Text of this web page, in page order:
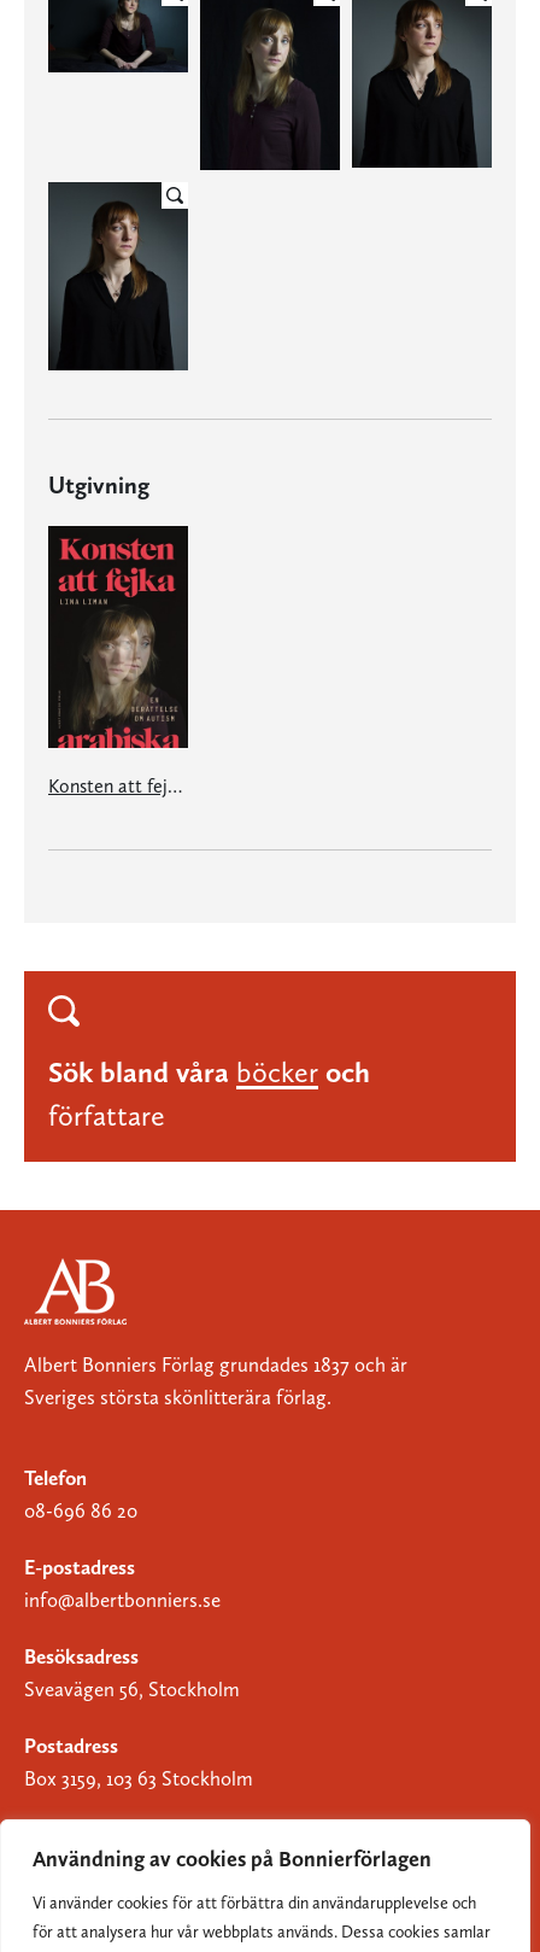
Användning av cookies på Bonnierförlagen
Vi använder cookies för att förbättra din användarupplevelse och
för att analysera hur vår webbplats används. Dessa cookies samlar
Utgivning
Konsten att fejka arabiska
Sök bland våra böcker och
författare
Albert Bonniers Förlag grundades 1837 och är
Sveriges största skönlitterära förlag.
Telefon
08-696 86 20
E-postadress
info@albertbonniers.se
Besöksadress
Sveavägen 56, Stockholm
Postadress
Box 3159, 103 63 Stockholm
Om Bonnierförlagen